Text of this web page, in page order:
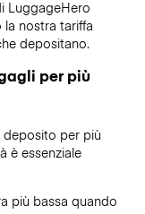
LuggageHero
nostra tariffa
depositano.
per più
deposito per più
è essenziale
più bassa quando